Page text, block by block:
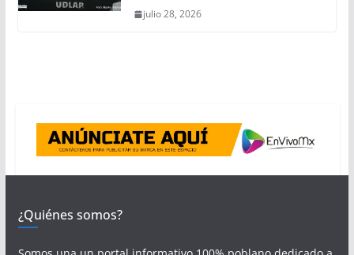
julio 28, 2026
¿Quiénes somos?